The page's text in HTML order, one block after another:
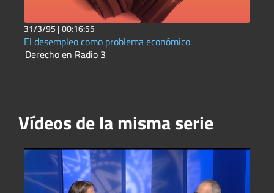
31/3/95 |00:16:55
El desempleo como problema económico
Derecho en Radio 3
Vídeos de la misma serie